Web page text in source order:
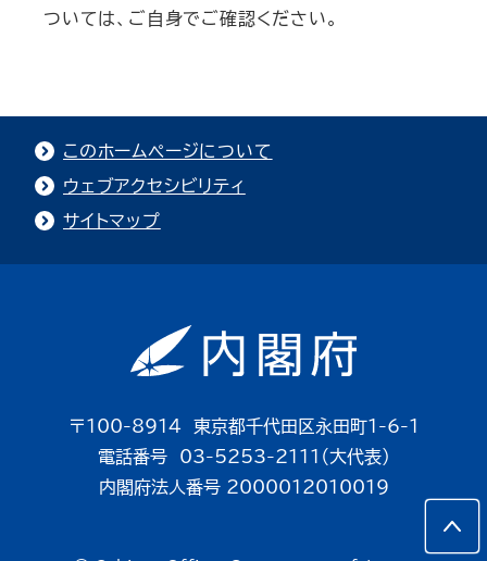
ついては、ご自身でご確認ください。
このホームページについて
ウェブアクセシビリティ
サイトマップ
〒100-8914 東京都千代田区永田町1-6-1
電話番号 03-5253-2111（大代表）
内閣府法人番号 2000012010019